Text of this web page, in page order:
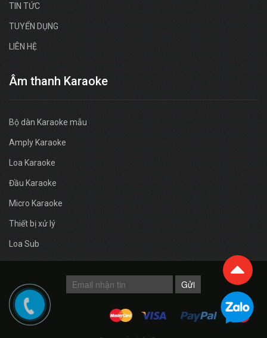
TIN TỨC
TUYỂN DỤNG
LIÊN HỆ
Âm thanh Karaoke
Bộ dàn Karaoke mẫu
Amply Karaoke
Loa Karaoke
Đầu Karaoke
Micro Karaoke
Thiết bị xử lý
Loa Sub
Gửi